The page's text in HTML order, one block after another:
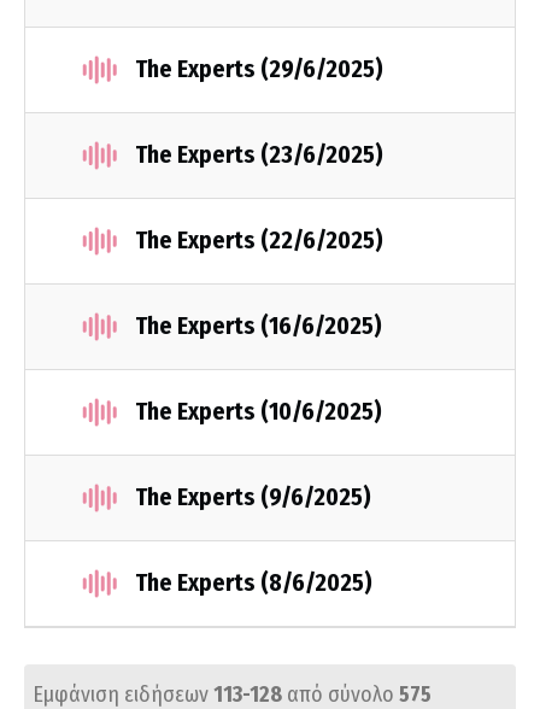
The Experts (29/6/2025)
The Experts (23/6/2025)
The Experts (22/6/2025)
The Experts (16/6/2025)
The Experts (10/6/2025)
The Experts (9/6/2025)
The Experts (8/6/2025)
Εμφάνιση ειδήσεων113-128 από σύνολο 575